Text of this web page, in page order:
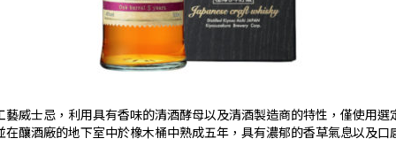
威士忌，利用具有香味的清酒酵母以及清酒製造商的特性，僅使用選
在釀酒廠的地下室中於橡木桶中熟成五年，具有濃郁的香草氣息以及口